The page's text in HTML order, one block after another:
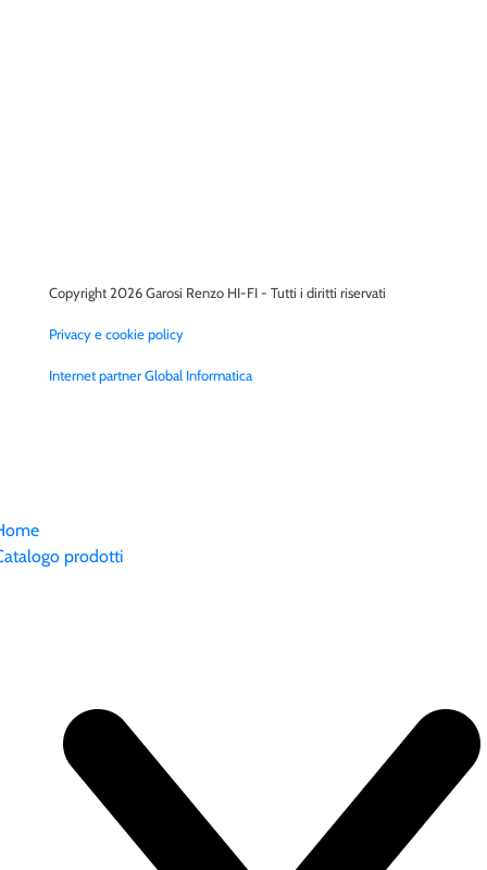
Copyright 2026 Garosi Renzo HI-FI - Tutti i diritti riservati
Privacy e cookie policy
Internet partner Global Informatica
prodotti